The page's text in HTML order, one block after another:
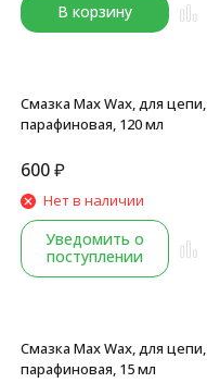
В корзину
Смазка Max Wax, для цепи,
парафиновая, 120 мл
600₽
Нет в наличии
Уведомить о
поступлении
Смазка Max Wax, для цепи,
парафиновая, 15 мл